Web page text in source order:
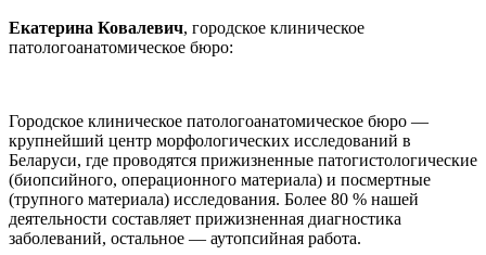
Екатерина Ковалевич, городское клиническое
патологоанатомическое бюро:
Городское клиническое патологоанатомическое бюро —
крупнейший центр морфологических исследований в
Беларуси, где проводятся прижизненные патогистологические
(биопсийного, операционного материала) и посмертные
(трупного материала) исследования. Более 80 % нашей
деятельности составляет прижизненная диагностика
заболеваний, остальное — аутопсийная работа.